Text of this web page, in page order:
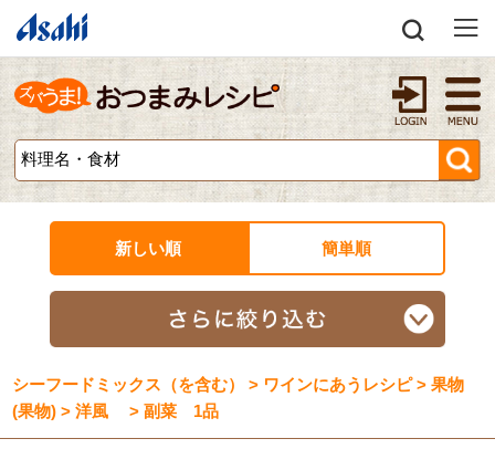
新しい順 簡単順
シーフードミックス（を含む） > ワインにあうレシピ > 果物
(果物) > 洋風 > 副菜 1品